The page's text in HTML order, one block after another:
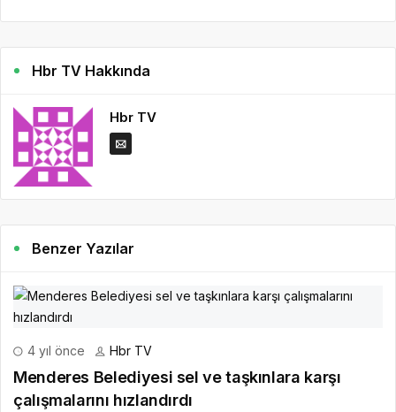
Hbr TV Hakkında
Hbr TV
Benzer Yazılar
4 yıl önce Hbr TV
Menderes Belediyesi sel ve taşkınlara karşı
çalışmalarını hızlandırdı